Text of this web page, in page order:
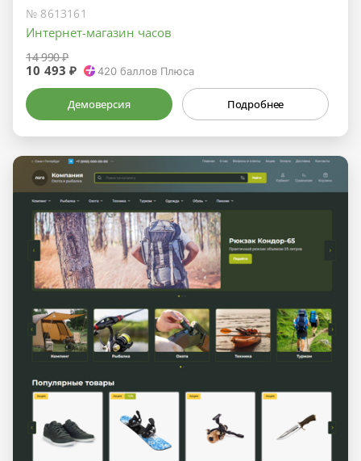
№ 8613161
Интернет-магазин часов
14 990 ₽
10 493 ₽ 420баллов Плюса
Демоверсия Подробнее